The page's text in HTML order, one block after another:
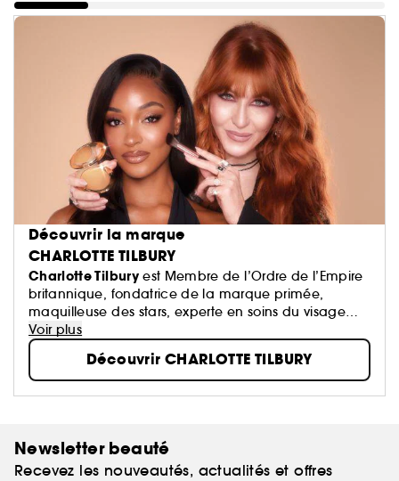
Découvrir la marque
CHARLOTTE TILBURY
Charlotte Tilburyest Membre de l’Ordre de l’Empire
britannique, fondatrice de la marque primée,
maquilleuse des stars, experte en soins du visage
performants + créatrice de parfums innovants !
Voir plus
Découvrir CHARLOTTE TILBURY
Newsletter beauté
Recevez les nouveautés, actualités et offres